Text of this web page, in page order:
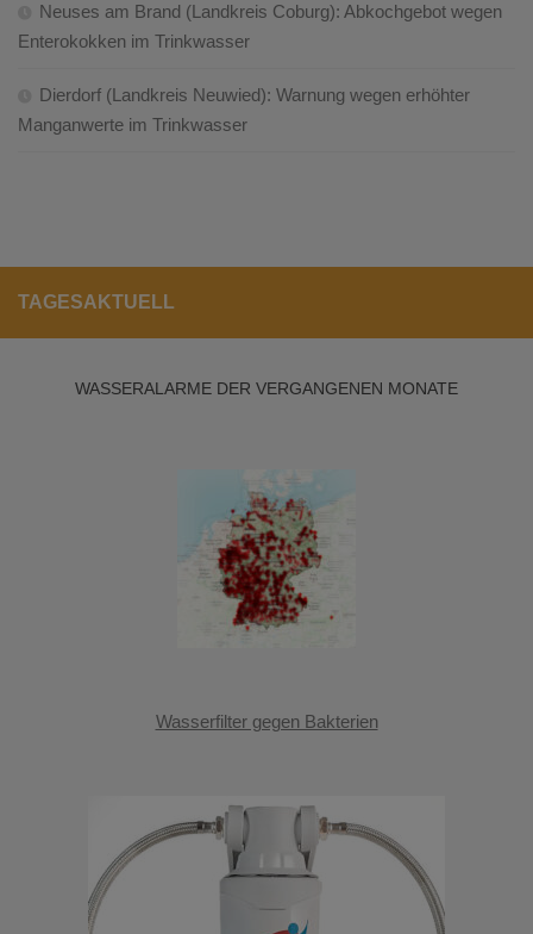
Neuses am Brand (Landkreis Coburg): Abkochgebot wegen
Enterokokken im Trinkwasser
Dierdorf (Landkreis Neuwied): Warnung wegen erhöhter
Manganwerte im Trinkwasser
TAGESAKTUELL
WASSERALARME DER VERGANGENEN MONATE
Wasserfilter gegen Bakterien